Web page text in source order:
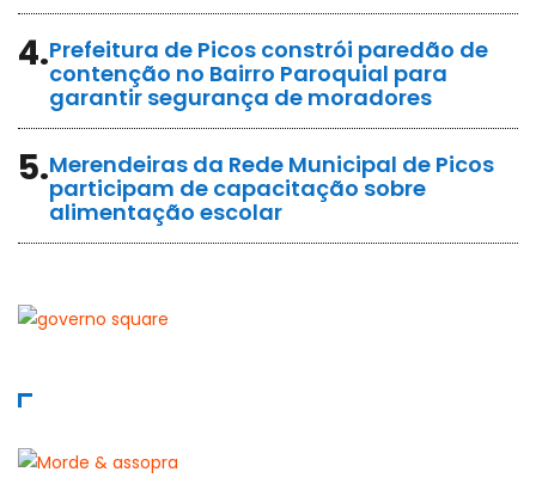
4.Prefeitura de Picos constrói paredão de
contenção no Bairro Paroquial para
garantir segurança de moradores
5.Merendeiras da Rede Municipal de Picos
participam de capacitação sobre
alimentação escolar